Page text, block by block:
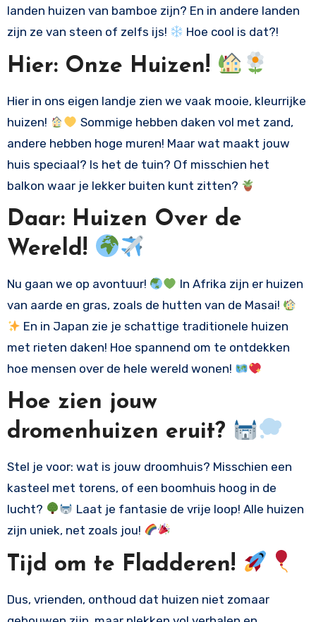
landen huizen van bamboe zijn? En in andere landen
zijn ze van steen of zelfs ijs!
Hoe cool is dat?!
Hier: Onze Huizen!
Hier in ons eigen landje zien we vaak mooie, kleurrijke
huizen!
Sommige hebben daken vol met zand,
andere hebben hoge muren! Maar wat maakt jouw
huis speciaal? Is het de tuin? Of misschien het
balkon waar je lekker buiten kunt zitten?
Daar: Huizen Over de
Wereld!
Nu gaan we op avontuur!
In Afrika zijn er huizen
van aarde en gras, zoals de hutten van de Masai!
En in Japan zie je schattige traditionele huizen
met rieten daken! Hoe spannend om te ontdekken
hoe mensen over de hele wereld wonen!
Hoe zien jouw
dromenhuizen eruit?
Stel je voor: wat is jouw droomhuis? Misschien een
kasteel met torens, of een boomhuis hoog in de
lucht?
Laat je fantasie de vrije loop! Alle huizen
zijn uniek, net zoals jou!
Tijd om te Fladderen!
Dus, vrienden, onthoud dat huizen niet zomaar